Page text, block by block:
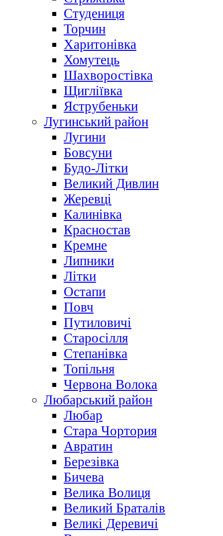
Студениця
Торчин
Харитонівка
Хомутець
Шахворостівка
Щигліївка
Яструбеньки
Лугинський район
Лугини
Бовсуни
Будо-Літки
Великий Дивлин
Жеревці
Калинівка
Красностав
Кремне
Липники
Літки
Остапи
Повч
Путиловичі
Старосілля
Степанівка
Топільня
Червона Волока
Любарський район
Любар
Стара Чортория
Авратин
Березівка
Бичева
Велика Волиця
Великий Браталів
Великі Деревичі